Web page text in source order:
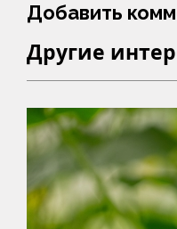
Добавить
Другие